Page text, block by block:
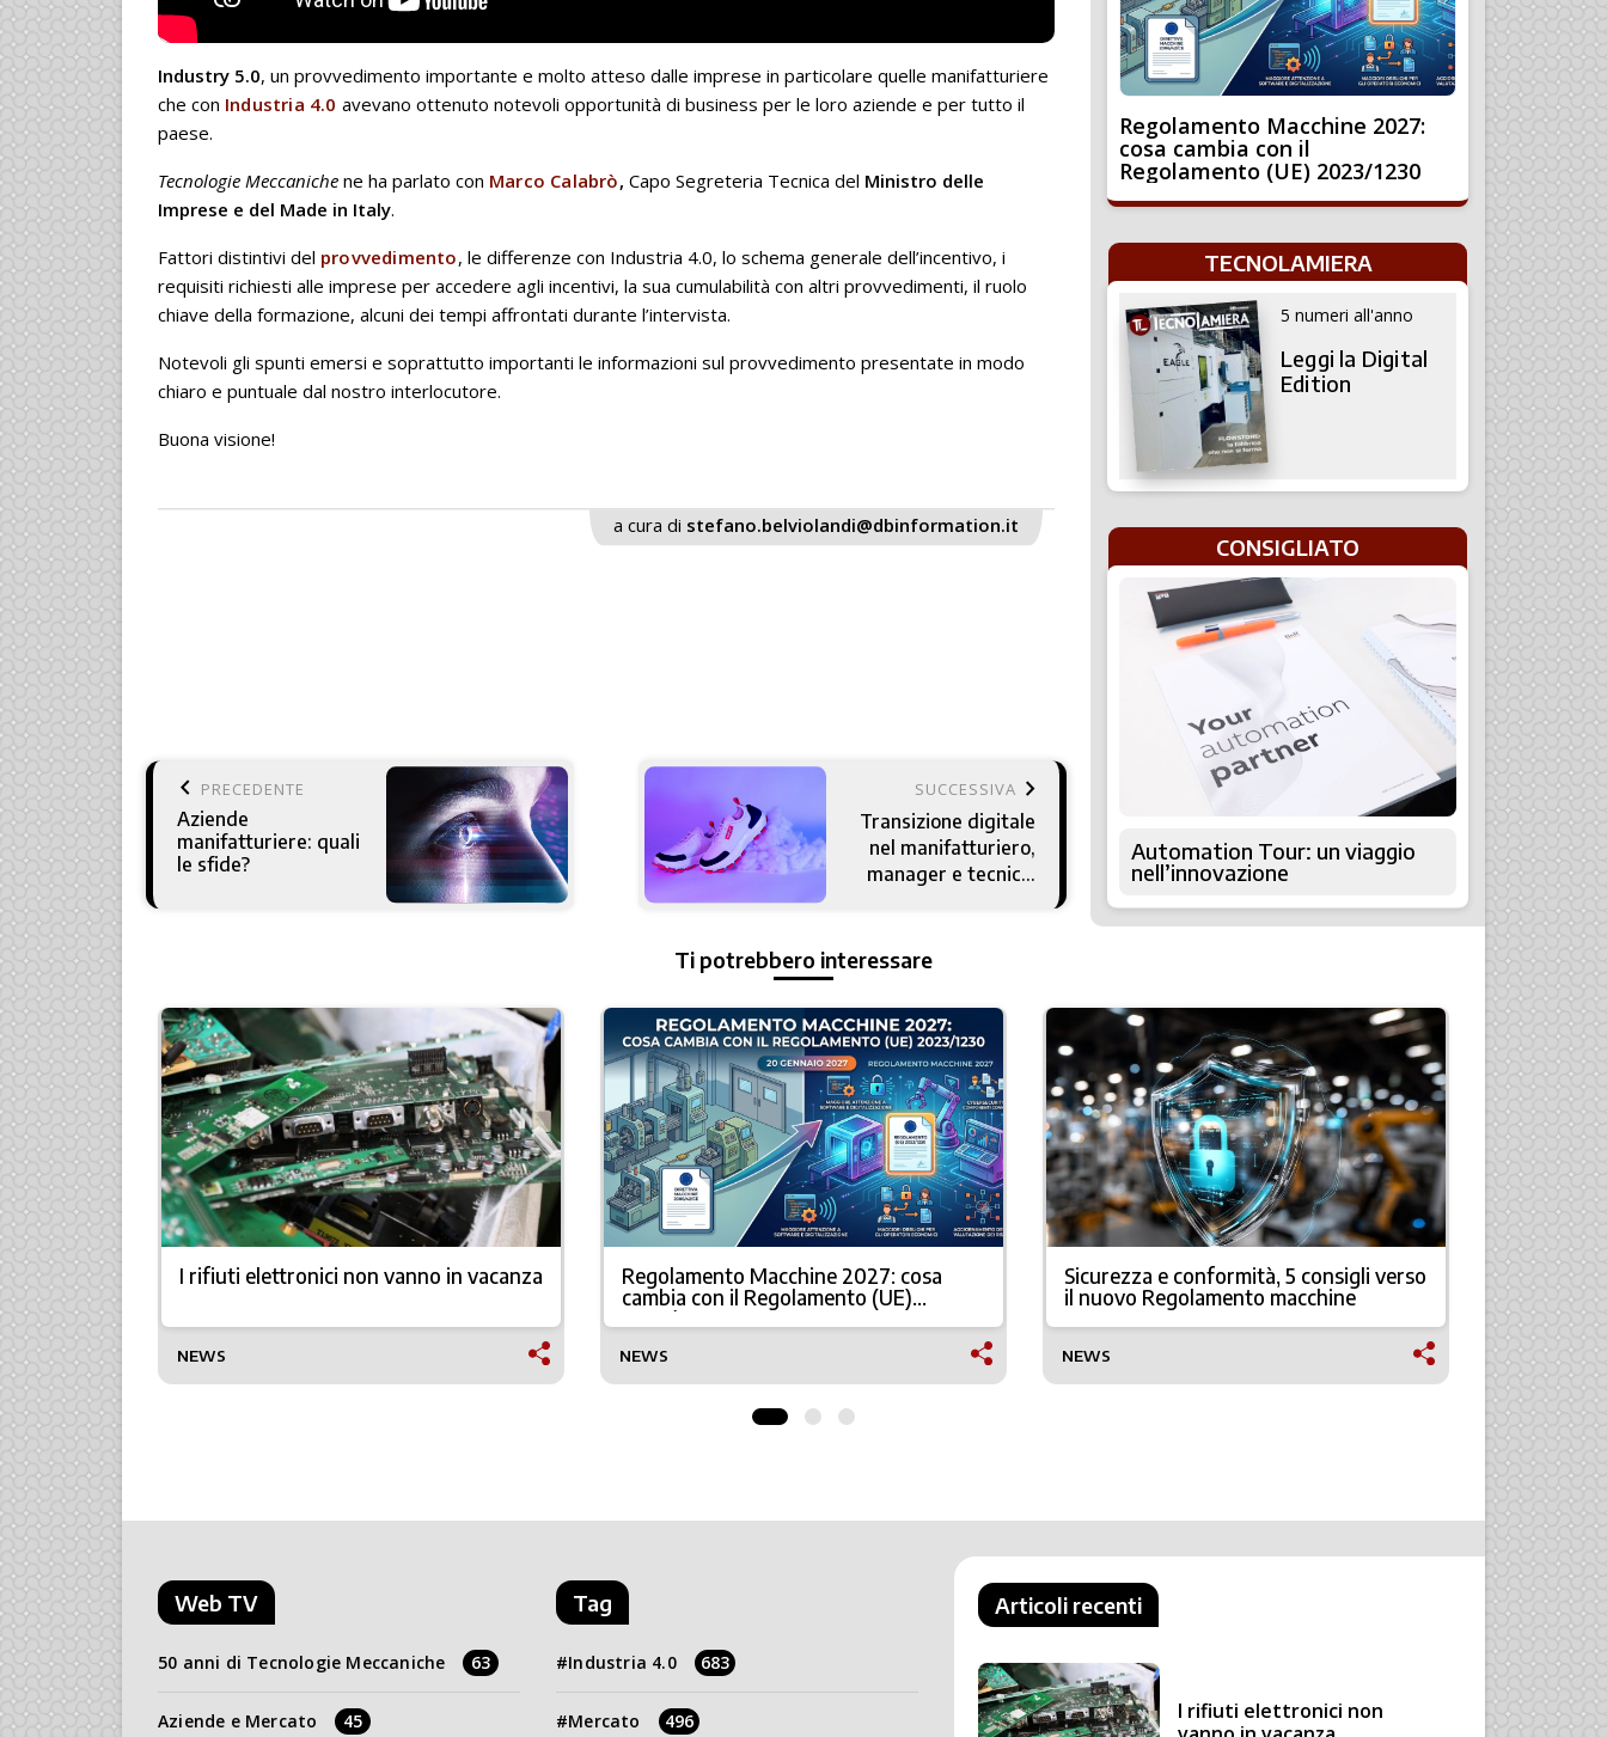
Industry 5.0, un provvedimento importante e molto atteso dalle imprese in particolare quelle manifatturiere
che con Industria 4.0 avevano ottenuto notevoli opportunità di business per le loro aziende e per tutto il
paese.
Tecnologie Meccaniche ne ha parlato con Marco Calabrò, Capo Segreteria Tecnica del Ministro delle
Imprese e del Made in Italy.
Fattori distintivi del provvedimento, le differenze con Industria 4.0, lo schema generale dell’incentivo, i
requisiti richiesti alle imprese per accedere agli incentivi, la sua cumulabilità con altri provvedimenti, il ruolo
chiave della formazione, alcuni dei tempi affrontati durante l’intervista.
Notevoli gli spunti emersi e soprattutto importanti le informazioni sul provvedimento presentate in modo
chiaro e puntuale dal nostro interlocutore.
Buona visione!
a cura di stefano.belviolandi@dbinformation.it
keyboard_arrow_left PRECEDENTE
Aziende
manifatturiere: quali
le sfide?
SUCCESSIVA keyboard_arrow_right
Transizione digitale
nel manifatturiero,
manager e tecnici i
Regolamento Macchine 2027:
cosa cambia con il
Regolamento (UE) 2023/1230
TECNOLAMIERA
5 numeri all'anno
Leggi la Digital
Edition
CONSIGLIATO
Automation Tour: un viaggio
nell’innovazione
Ti potrebbero interessare
& I rifiuti elettronici non vanno in vacanza
NEWS
Regolamento Macchine 2027: cosa
cambia con il Regolamento (UE)
2023/1230
NEWS
Sicurezza e conformità, 5 consigli verso
il nuovo Regolamento macchine
NEWS
Rockwell
migliorare
NEWS
Web TV
50 anni di Tecnologie Meccaniche 63
Aziende e Mercato 45
Tag
Industria 4.0 683
Mercato 496
Articoli recenti
I rifiuti elettronici non